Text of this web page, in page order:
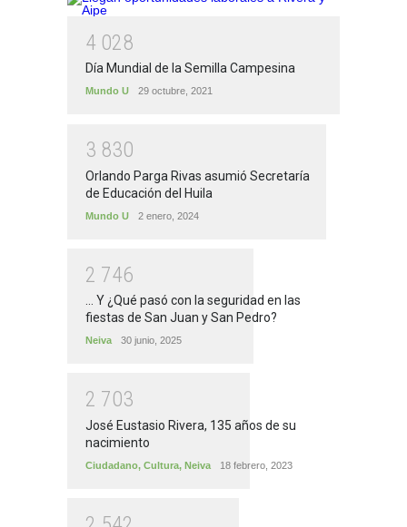
4 028
Día Mundial de la Semilla Campesina
Mundo U 29 octubre, 2021
3 830
Orlando Parga Rivas asumió Secretaría
de Educación del Huila
Mundo U 2 enero, 2024
2 746
... Y ¿Qué pasó con la seguridad en las
fiestas de San Juan y San Pedro?
Neiva 30 junio, 2025
2 703
José Eustasio Rivera, 135 años de su
nacimiento
Ciudadano, Cultura, Neiva 18 febrero, 2023